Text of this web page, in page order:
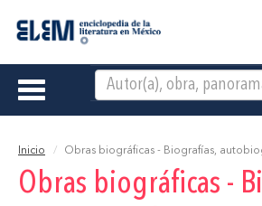
Toggle
Inicio Obras biográficas - Biografías,
Obras biográficas -